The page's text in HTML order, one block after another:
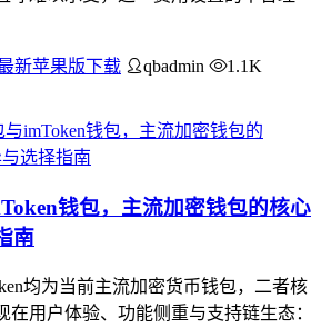
新苹果版下载 qbadmin
1.1K
钱包，主流加密钱包的核心
南
均为当前主流加密货币钱包，二者核
在用户体验、功能侧重与支持链生态：